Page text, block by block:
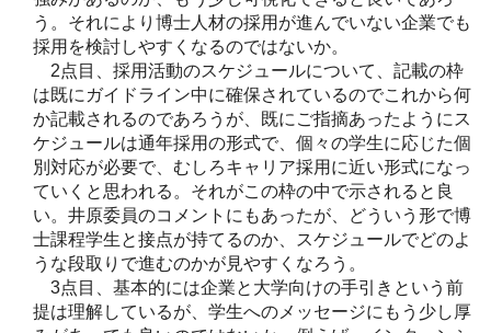
う。それにより博士人材の採用が進んでいない企業でも
採用を検討しやすくなるのではないか。
2点目、採用活動のスケジュールについて、記載の枠
は既にガイドライン中に確保されているのでこれから何
か記載されるのであろうが、既にご指摘あったようにス
ケジュールは通年採用の形式で、個々の学生に応じた個
別対応が必要で、むしろキャリア採用に近い形式になっ
ていくと思われる。それがこの枠の中で示されると良
い。井原委員のコメントにもあったが、どういう形で博
士課程学生と接点が持てるのか、スケジュールでどのよ
うな段取りで進むのかが見やすくなろう。
3点目、基本的には企業と大学向けの手引きという前
提は理解しているが、学生へのメッセージにもう少し厚